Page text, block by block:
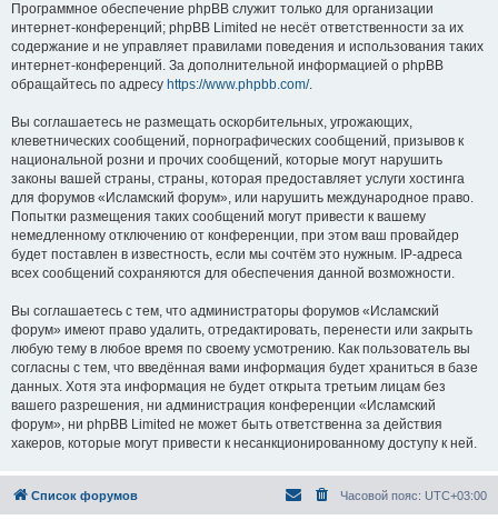
Программное обеспечение phpBB служит только для организации
интернет-конференций; phpBB Limited не несёт ответственности за их
содержание и не управляет правилами поведения и использования таких
интернет-конференций. За дополнительной информацией о phpBB
обращайтесь по адресу https://www.phpbb.com/.
Вы соглашаетесь не размещать оскорбительных, угрожающих,
клеветнических сообщений, порнографических сообщений, призывов к
национальной розни и прочих сообщений, которые могут нарушить
законы вашей страны, страны, которая предоставляет услуги хостинга
для форумов «Исламский форум», или нарушить международное право.
Попытки размещения таких сообщений могут привести к вашему
немедленному отключению от конференции, при этом ваш провайдер
будет поставлен в известность, если мы сочтём это нужным. IP-адреса
всех сообщений сохраняются для обеспечения данной возможности.
Вы соглашаетесь с тем, что администраторы форумов «Исламский
форум» имеют право удалить, отредактировать, перенести или закрыть
любую тему в любое время по своему усмотрению. Как пользователь вы
согласны с тем, что введённая вами информация будет храниться в базе
данных. Хотя эта информация не будет открыта третьим лицам без
вашего разрешения, ни администрация конференции «Исламский
форум», ни phpBB Limited не может быть ответственна за действия
хакеров, которые могут привести к несанкционированному доступу к ней.
Список форумов Часовой пояс: UTC+03:00